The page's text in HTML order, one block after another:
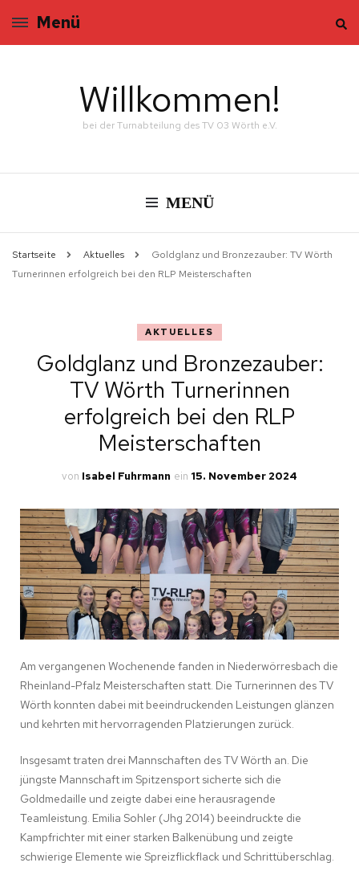
Menü
Willkommen!
bei der Turnabteilung des TV 03 Wörth e.V.
MENÜ
Startseite Aktuelles
Goldglanz und Bronzezauber: TV Wörth
Turnerinnen erfolgreich bei den RLP Meisterschaften
AKTUELLES
Goldglanz und Bronzezauber:
TV Wörth Turnerinnen
erfolgreich bei den RLP
Meisterschaften
von Isabel Fuhrmann ein 15. November 2024
Am vergangenen Wochenende fanden in Niederwörresbach die
Rheinland-Pfalz Meisterschaften statt. Die Turnerinnen des TV
Wörth konnten dabei mit beeindruckenden Leistungen glänzen
und kehrten mit hervorragenden Platzierungen zurück.
Insgesamt traten drei Mannschaften des TV Wörth an. Die
jüngste Mannschaft im Spitzensport sicherte sich die
Goldmedaille und zeigte dabei eine herausragende
Teamleistung. Emilia Sohler (Jhg 2014) beeindruckte die
Kampfrichter mit einer starken Balkenübung und zeigte
schwierige Elemente wie Spreizflickflack und Schrittüberschlag.